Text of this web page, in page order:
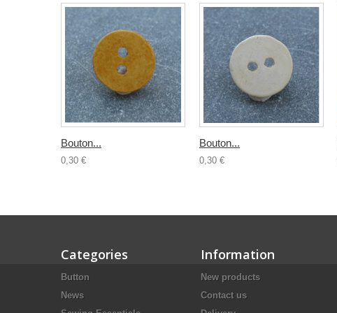
Bouton...
0,30 €
Bouton...
0,30 €
Categories
Button
News
Information
New products
Contact us